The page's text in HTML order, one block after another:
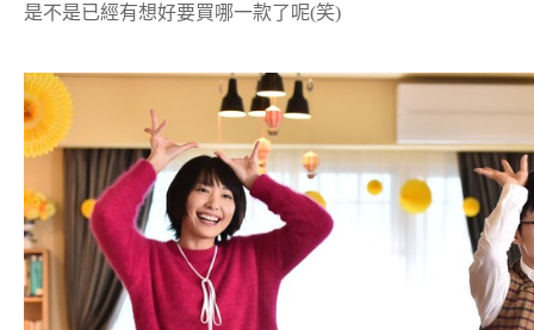
是不是已經有想好要買哪一款了呢(笑)